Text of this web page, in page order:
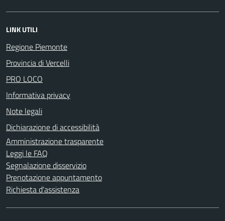
LINK UTILI
Regione Piemonte
Provincia di Vercelli
PRO LOCO
Informativa privacy
Note legali
Dichiarazione di accessibilità
Amministrazione trasparente
Leggi le FAQ
Segnalazione disservizio
Prenotazione appuntamento
Richiesta d'assistenza